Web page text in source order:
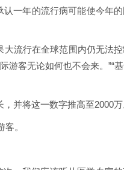
一年的流行病可能使今年
大流行在全球范围内仍无法
游客无论如何也不会来。”“
并将这一数字推高至2000万
。